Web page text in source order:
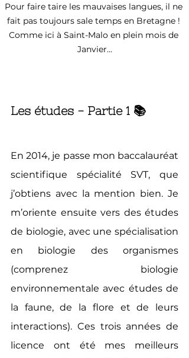
Pour faire taire les mauvaises langues, il ne
fait pas toujours sale temps en Bretagne !
Comme ici à Saint-Malo en plein mois de
Janvier...
Les études - Partie 1 📚
En 2014, je passe mon baccalauréat
scientifique spécialité SVT, que
j’obtiens avec la mention bien. Je
m’oriente ensuite vers des études
de biologie, avec une spécialisation
en biologie des organismes
(comprenez biologie
environnementale avec études de
la faune, de la flore et de leurs
interactions). Ces trois années de
licence ont été mes meilleurs